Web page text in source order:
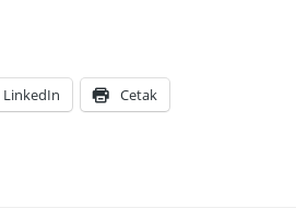
LinkedIn Cetak